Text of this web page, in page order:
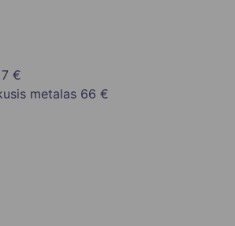
7 €
metalas 66 €